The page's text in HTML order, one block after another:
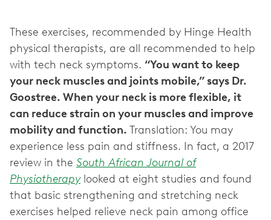
These exercises, recommended by Hinge Health
physical therapists, are all recommended to help
with tech neck symptoms. “You want to keep
your neck muscles and joints mobile,” says Dr.
Goostree. When your neck is more flexible, it
can reduce strain on your muscles and improve
mobility and function. Translation: You may
experience less pain and stiffness. In fact, a 2017
review in the South African Journal of
Physiotherapylooked at eight studies and found
that basic strengthening and stretching neck
exercises helped relieve neck pain among office